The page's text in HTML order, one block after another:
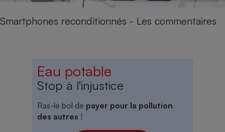
Smartphones reconditionnés - Les commentaires
Eau potable
Stop à l'injustice
Ras-le bol de payer pour la pollution
des autres !